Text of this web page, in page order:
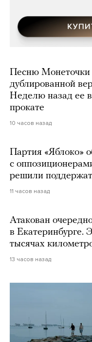
Песню Монеточки
дублированной
Неделю назад ее
прокате
10 часов назад
Партия «Яблоко»
с
решили
11 часов назад
Атакован
в Екатеринбурге.
тысячах
13 часов назад